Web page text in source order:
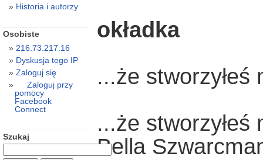
okładka
...że stworzyłeś
...że stworzyłeś
Bella
Historia i autorzy
Osobiste
216.73.217.16
Dyskusja tego IP
Zaloguj się
Zaloguj przy
pomocy
Facebook
Connect
Szukaj